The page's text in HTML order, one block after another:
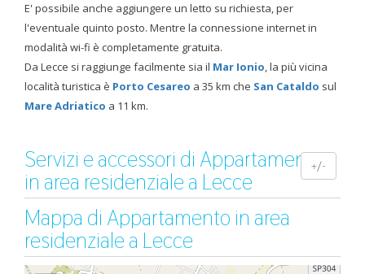
E' possibile anche aggiungere un letto su richiesta, per
l'eventuale quinto posto. Mentre la connessione internet in
modalità wi-fi è completamente gratuita.
Da Lecce si raggiunge facilmente sia il Mar Ionio, la più vicina
località turistica è Porto Cesareo a 35 km che San Cataldo sul
Mare Adriatico a 11 km.
Servizi e accessori di Appartamento
in area residenziale a Lecce
+/-
Mappa di Appartamento in area
residenziale a Lecce